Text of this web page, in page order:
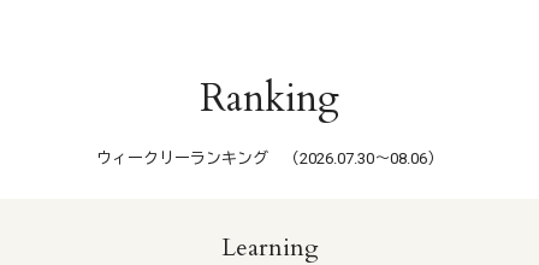
Ranking
ウィークリーランキング （2026.07.30〜08.06）
Learning